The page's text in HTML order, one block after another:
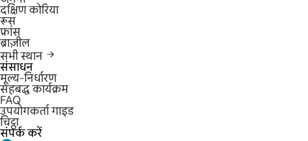
दक्षिण कोरिया
रूस
फ्रांस
ब्राज़ील
सभी स्थान
संसाधन
मूल्य-निर्धारण
सहबद्ध कार्यक्रम
FAQ
उपयोगकर्ता गाइड
चिट्ठा
संपर्क करें